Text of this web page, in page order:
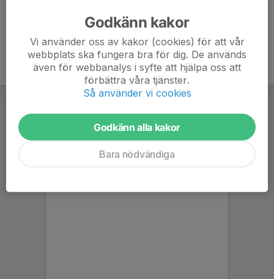
Godkänn kakor
Vi använder oss av kakor (cookies) för att vår
webbplats ska fungera bra för dig. De används
även för webbanalys i syfte att hjälpa oss att
förbättra våra tjänster.
Så använder vi cookies
Godkänn alla kakor
Bara nödvändiga